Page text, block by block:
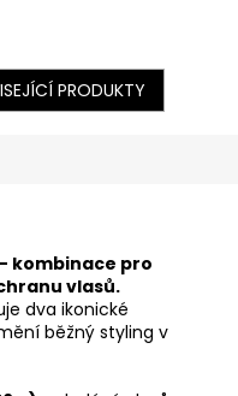
PRODUKTY
– kombinace pro
vlasů.
dva ikonické
běžný styling v